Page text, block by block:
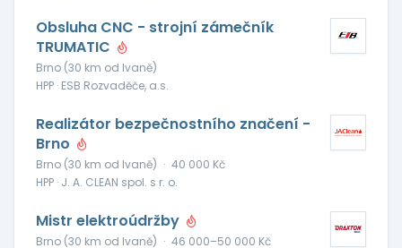
Obsluha CNC - strojní zámečník
TRUMATIC
Brno (30 km od Ivaně)
HPP · ESB Rozvaděče, a.s.
Realizátor bezpečnostního značení -
Brno
Brno (30 km od Ivaně) · 40 000 Kč
HPP · J. A. CLEAN spol. s r. o.
Mistr elektroúdržby
Brno (30 km od Ivaně) · 46 000–50 000 Kč